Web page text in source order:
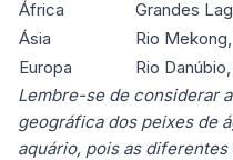
África
Grandes
Ásia
Rio
Europa
Rio
Lembre-se de considerar
geográfica dos peixes de
aquário, pois as